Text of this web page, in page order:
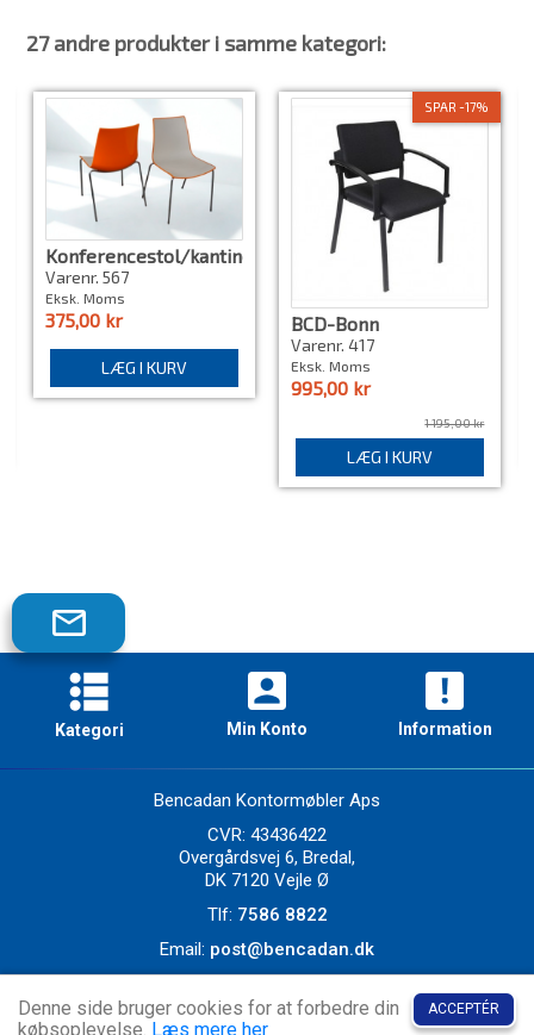
27 andre produkter i samme kategori:
Konferencestol/kantinestol,
Hvid/Orange, Brugt
Varenr. 567
Eksk. Moms
375,00 kr
LÆG I KURV
SPAR -17%
BCD-Bonn
konferencestole, ny
Varenr. 417
Eksk. Moms
995,00 kr
1 195,00 kr
LÆG I KURV
Tilmeld
vores
nyhedsbrev!
Kategori Min Konto Information
Bencadan Kontormøbler Aps
CVR: 43436422
Overgårdsvej 6, Bredal,
DK 7120 Vejle Ø
Tlf: 7586 8822
Email: post@bencadan.dk
Copyright 2021 © Bencadan Kontormøbler
ACCEPTÉR
Denne side bruger cookies for at forbedre din
købsoplevelse. Læs mere her